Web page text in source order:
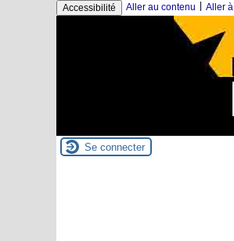
Accessibilité Aller au contenu Aller
Se connecter